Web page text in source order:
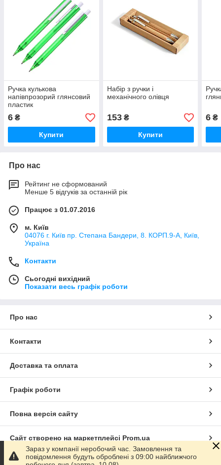
Ручка кулькова
напівпрозорий глянсовий
пластик
6 ₴
Купити
Набір з ручки і
механічного олівця
153₴
Купити
6 ₴
Про нас
Рейтинг не сформований
Менше 5 відгуків за останній рік
Працює з 01.07.2016
м. Київ
04076 г. Київ пр. Степана Бандери, 8. КОРП.9-А, Київ,
Україна
Контакти
Сьогодні вихідний
Показати весь графік роботи
Про нас
Контакти
Доставка та оплата
Графік роботи
Повна версія сайту
Сайт створено на маркетплейсі Prom.ua
Політика конфіденційності
Зараз у компанії неробочий час. Замовлення та
повідомлення будуть оброблені з 09:00 найближчого